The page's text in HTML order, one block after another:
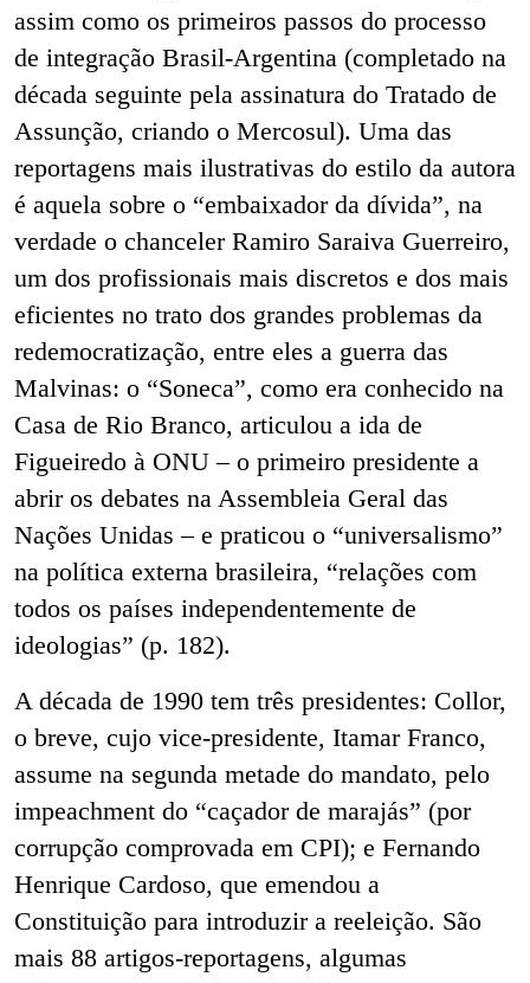
assim como os primeiros passos do processo
de integração Brasil-Argentina (completado na
década seguinte pela assinatura do Tratado de
Assunção, criando o Mercosul). Uma das
reportagens mais ilustrativas do estilo da autora
é aquela sobre o “embaixador da dívida”, na
verdade o chanceler Ramiro Saraiva Guerreiro,
um dos profissionais mais discretos e dos mais
eficientes no trato dos grandes problemas da
redemocratização, entre eles a guerra das
Malvinas: o “Soneca”, como era conhecido na
Casa de Rio Branco, articulou a ida de
Figueiredo à ONU – o primeiro presidente a
abrir os debates na Assembleia Geral das
Nações Unidas – e praticou o “universalismo”
na política externa brasileira, “relações com
todos os países independentemente de
ideologias” (p. 182).
A década de 1990 tem três presidentes: Collor,
o breve, cujo vice-presidente, Itamar Franco,
assume na segunda metade do mandato, pelo
impeachment do “caçador de marajás” (por
corrupção comprovada em CPI); e Fernando
Henrique Cardoso, que emendou a
Constituição para introduzir a reeleição. São
mais 88 artigos-reportagens, algumas